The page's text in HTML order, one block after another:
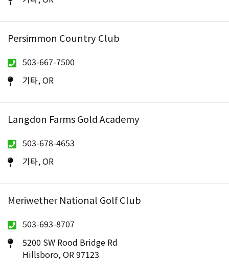
Persimmon Country Club
503-667-7500
기타, OR
Langdon Farms Gold Academy
503-678-4653
기타, OR
Meriwether National Golf Club
503-693-8707
5200 SW Rood Bridge Rd
Hillsboro, OR 97123